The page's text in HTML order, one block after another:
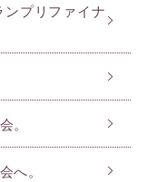
プリファイナ
。
へ。